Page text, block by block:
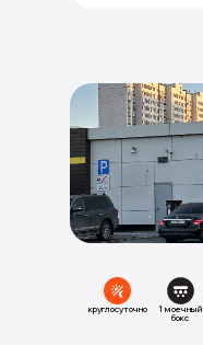
круглосуточно
1 моечный
бокс